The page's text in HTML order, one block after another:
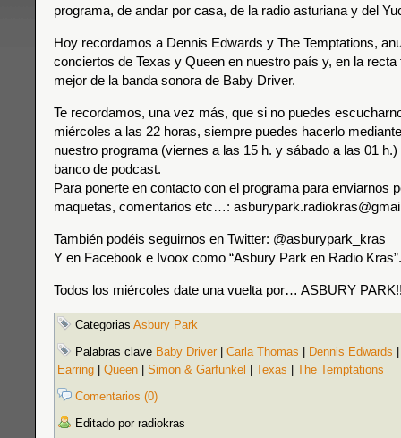
programa, de andar por casa, de la radio asturiana y del
Hoy recordamos a Dennis Edwards y The Temptations,
conciertos de Texas y Queen en nuestro país y, en la
mejor de la banda sonora de Baby Driver.
Te recordamos, una vez más, que si no puedes
miércoles a las 22 horas, siempre puedes hacerlo
nuestro programa (viernes a las 15 h. y sábado a las 01
banco de podcast.
Para ponerte en contacto con el programa para enviarnos
maquetas, comentarios etc…:
También podéis seguirnos en Twitter: @asburypark_kras
Y en Facebook e Ivoox como “Asbury Park en Radio Kras”.
Todos los miércoles date una vuelta por… ASBURY
Categorias Asbury Park
Palabras clave Baby Driver Carla Thomas Dennis Edwards
Earring
Queen Simon & Garfunkel Texas
The Temptations
Comentarios (0)
Editado por radiokras